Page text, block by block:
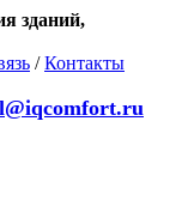
зданий,
/Контакты